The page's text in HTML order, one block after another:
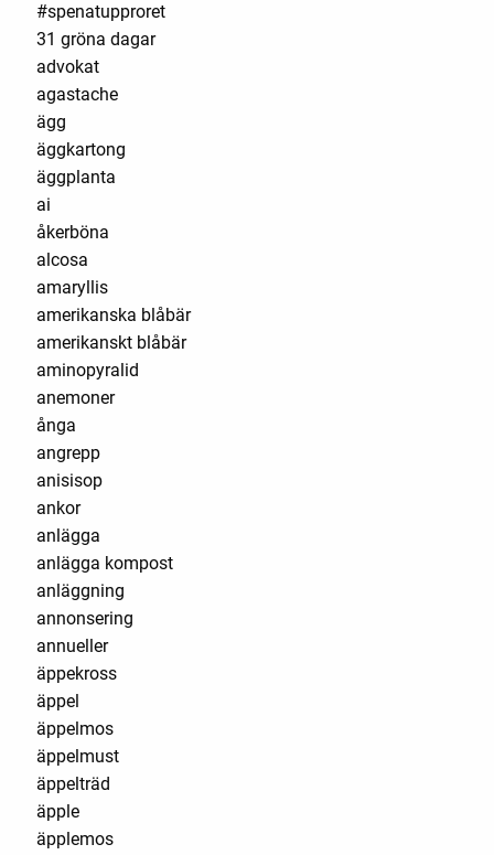
#spenatupproret
31 gröna dagar
advokat
agastache
ägg
äggkartong
äggplanta
ai
åkerböna
alcosa
amaryllis
amerikanska blåbär
amerikanskt blåbär
aminopyralid
anemoner
ånga
angrepp
anisisop
ankor
anlägga
anlägga kompost
anläggning
annonsering
annueller
äppekross
äppel
äppelmos
äppelmust
äppelträd
äpple
äpplemos